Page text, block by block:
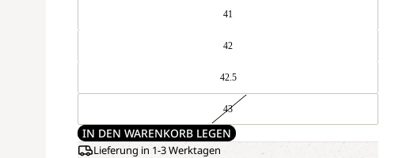
41
42
42.5
43
IN DEN WARENKORB LEGEN
Lieferung in 1-3 Werktagen